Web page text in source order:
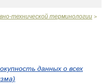
технической терминологии >
данных о всех